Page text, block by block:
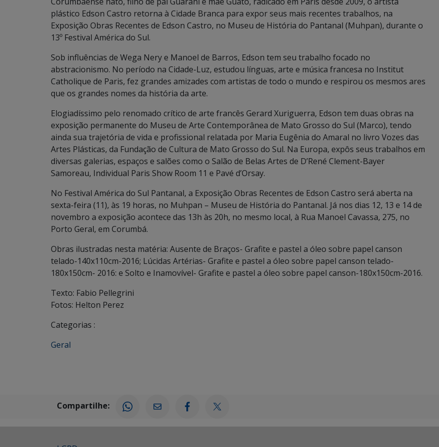
plástico Edson Castro retorna à Cidade Branca para expor seus mais recentes trabalhos, na
Exposição Obras Recentes de Edson Castro, no Museu de História do Pantanal (Muhpan), durante o
13º Festival América do Sul.
Sob influências de Wega Nery e Manoel de Barros, Edson tem seu trabalho focado no
abstracionismo. No período na Cidade-Luz, estudou línguas, arte e música francesa no Institut
Catholique de Paris, fez grandes amizades com artistas de todo o mundo e respirou os mesmos ares
que os grandes nomes da história da arte.
Elogiadíssimo pelo renomado crítico de arte francês Gerard Xuriguerra, Edson tem duas obras na
exposição permanente do Museu de Arte Contemporânea de Mato Grosso do Sul (Marco), tendo
ainda sua trajetória de vida e profissional relatada por Maria Eugênia do Amaral no livro Vozes das
Artes Plásticas, da Fundação de Cultura de Mato Grosso do Sul. Na Europa, expôs seus trabalhos em
diversas galerias, espaços e salões como o Salão de Belas Artes de D’René Clement-Bayer
Samoreau, Individual Paris Show Room 11 e Pavé d’Orsay.
No Festival América do Sul Pantanal, a Exposição Obras Recentes de Edson Castro será aberta na
sexta-feira (11), às 19 horas, no Muhpan – Museu de História do Pantanal. Já nos dias 12, 13 e 14 de
novembro a exposição acontece das 13h às 20h, no mesmo local, à Rua Manoel Cavassa, 275, no
Porto Geral, em Corumbá.
Obras ilustradas nesta matéria: Ausente de Braços- Grafite e pastel a óleo sobre papel canson
telado-140x110cm-2016; Lúcidas Artérias- Grafite e pastel a óleo sobre papel canson telado-
180x150cm- 2016: e Solto e Inamovível- Grafite e pastel a óleo sobre papel canson-180x150cm-2016.
Texto: Fabio Pellegrini
Fotos: Helton Perez
Categorias :
Geral
Compartilhe: